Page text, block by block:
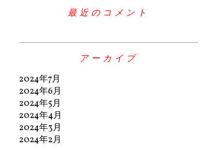
最近のコメント
アーカイブ
2024年7月
2024年6月
2024年5月
2024年4月
2024年3月
2024年2月